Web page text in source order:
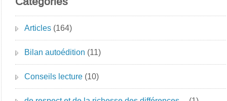
Articles (164)
Bilan autoédition (11)
Conseils lecture (10)